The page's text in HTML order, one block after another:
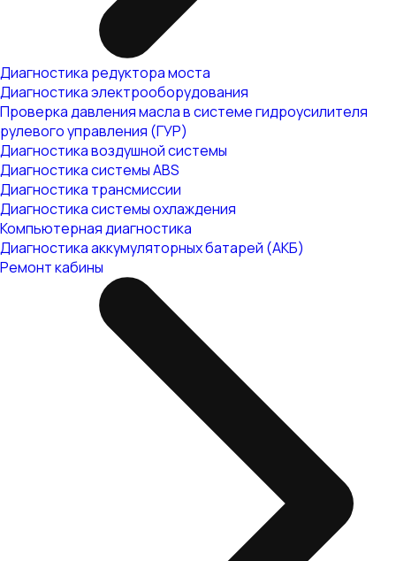
Диагностика редуктора моста
Диагностика электрооборудования
Проверка давления масла в системе гидроусилителя
рулевого управления (ГУР)
Диагностика воздушной системы
Диагностика системы ABS
Диагностика трансмиссии
Диагностика системы охлаждения
Компьютерная диагностика
Диагностика аккумуляторных батарей (АКБ)
Ремонт кабины